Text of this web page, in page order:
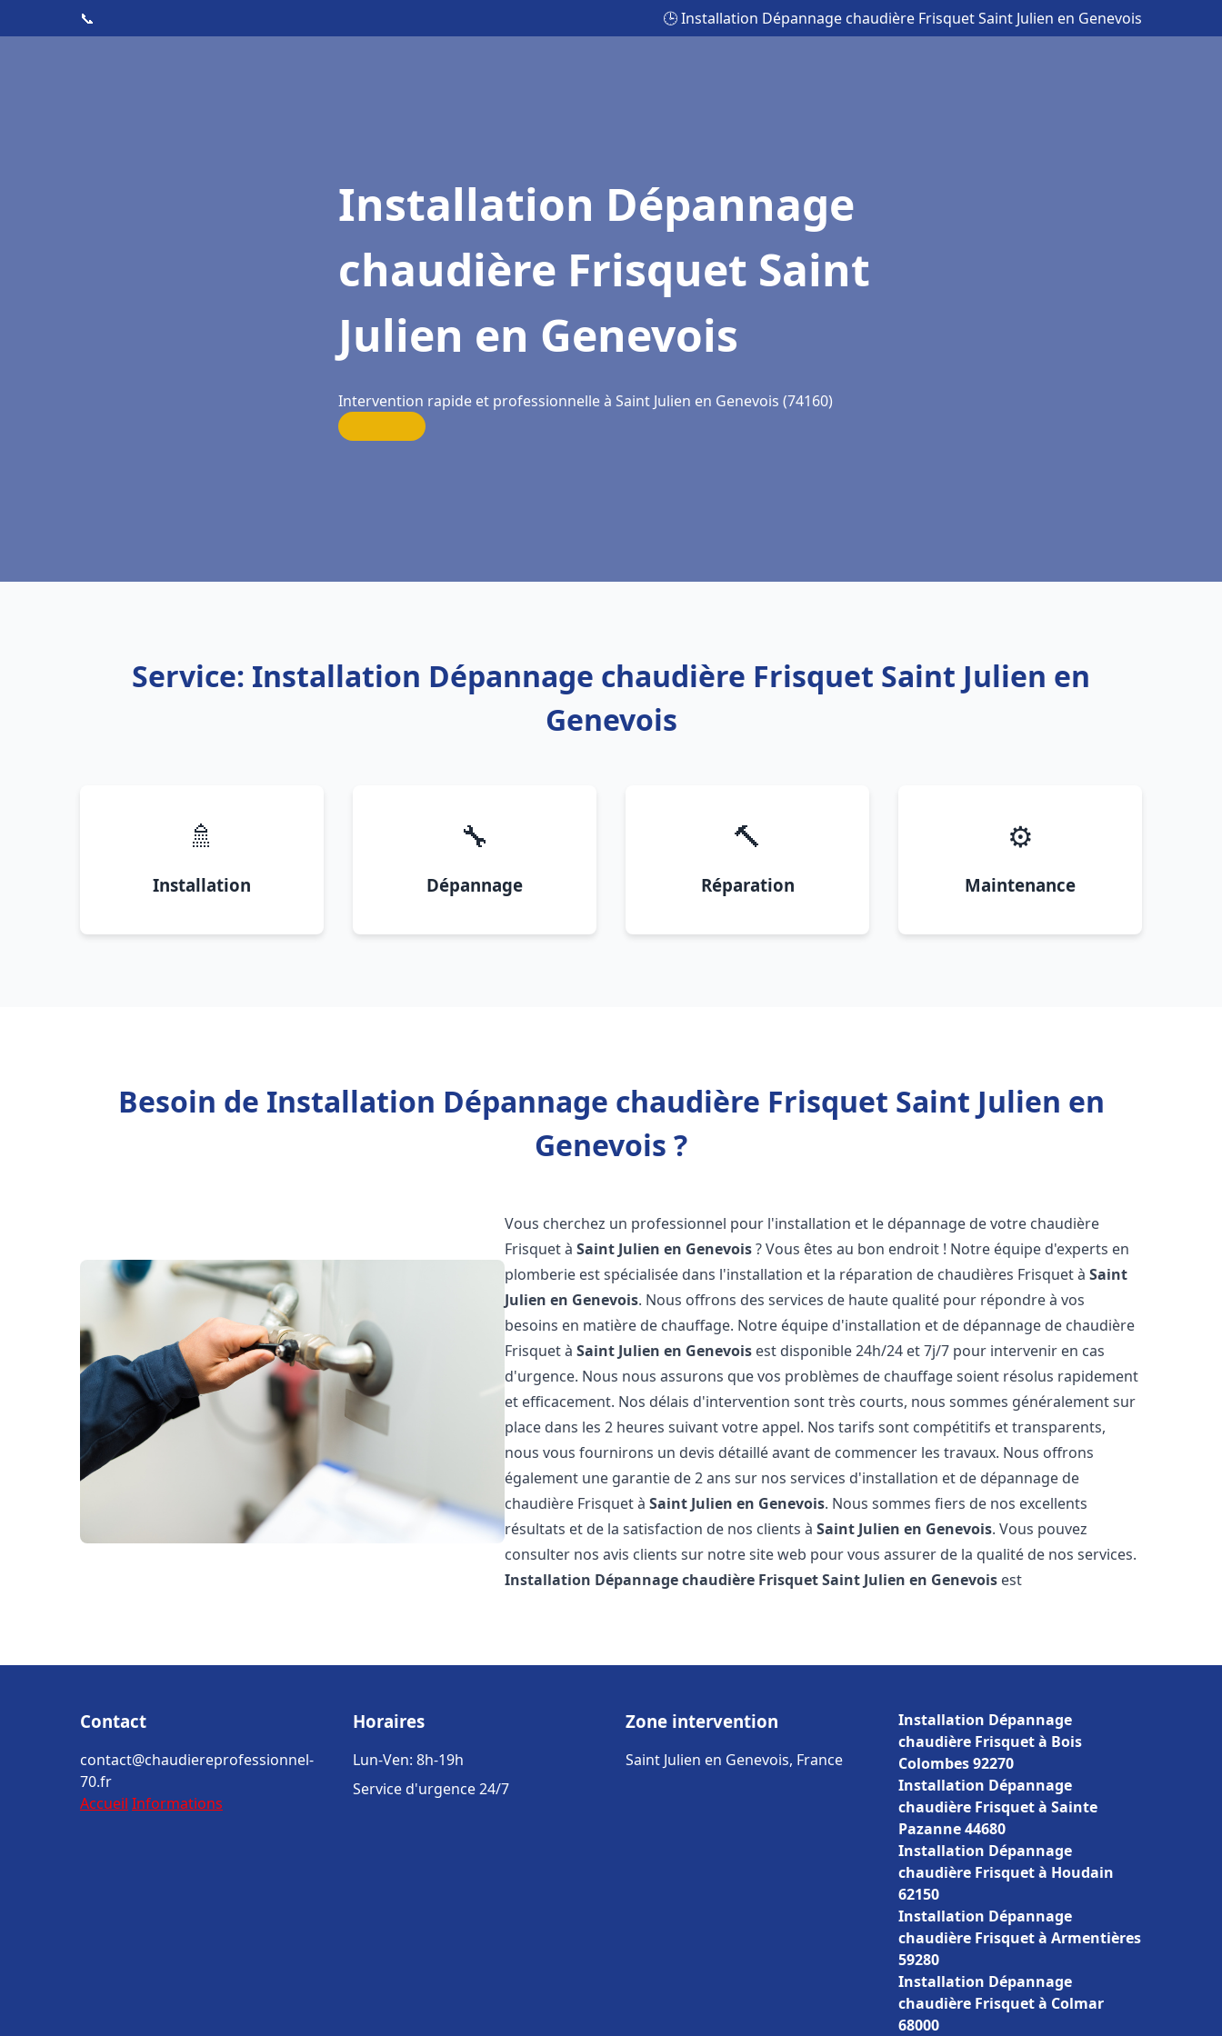
📞 🕒 Installation Dépannage chaudière Frisquet Saint Julien en Genevois
Installation Dépannage
chaudière Frisquet Saint
Julien en Genevois
Intervention rapide et professionnelle à Saint Julien en Genevois (74160)
Service: Installation Dépannage chaudière Frisquet Saint Julien en
Genevois
🚿
Installation
🔧
Dépannage
🔨
Réparation
⚙️
Maintenance
Besoin de Installation Dépannage chaudière Frisquet Saint Julien en
Genevois ?
Vous cherchez un professionnel pour l'installation et le dépannage de votre chaudière
Frisquet àSaint Julien en Genevois? Vous êtes au bon endroit ! Notre équipe d'experts en
plomberie est spécialisée dans l'installation et la réparation de chaudières Frisquet àSaint
Julien en Genevois. Nous offrons des services de haute qualité pour répondre à vos
besoins en matière de chauffage. Notre équipe d'installation et de dépannage de chaudière
Frisquet àSaint Julien en Genevois est disponible 24h/24 et 7j/7 pour intervenir en cas
d'urgence. Nous nous assurons que vos problèmes de chauffage soient résolus rapidement
et efficacement. Nos délais d'intervention sont très courts, nous sommes généralement sur
place dans les 2 heures suivant votre appel. Nos tarifs sont compétitifs et transparents,
nous vous fournirons un devis détaillé avant de commencer les travaux. Nous offrons
également une garantie de 2 ans sur nos services d'installation et de dépannage de
chaudière Frisquet àSaint Julien en Genevois. Nous sommes fiers de nos excellents
résultats et de la satisfaction de nos clients àSaint Julien en Genevois. Vous pouvez
consulter nos avis clients sur notre site web pour vous assurer de la qualité de nos services.
Installation Dépannage chaudière FrisquetSaint Julien en Genevois est
Contact
contact@chaudiereprofessionnel-
70.fr
Accueil Informations
Horaires
Lun-Ven: 8h-19h
Service d'urgence 24/7
Zone intervention
Saint Julien en Genevois, France
Installation Dépannage
chaudière Frisquet à Bois
Colombes 92270
Installation Dépannage
chaudière Frisquet à Sainte
Pazanne 44680
Installation Dépannage
chaudière Frisquet à Houdain
62150
Installation Dépannage
chaudière Frisquet à Armentières
59280
Installation Dépannage
chaudière Frisquet à Colmar
68000